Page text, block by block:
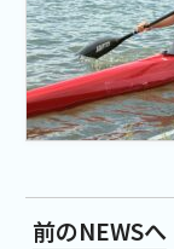
前のNEWSへ